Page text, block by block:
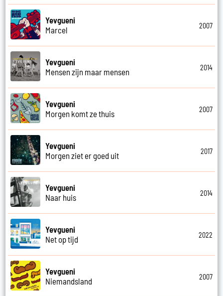
Yevgueni
Marcel
2007
Yevgueni
Mensen zijn maar mensen
2014
Yevgueni
Morgen komt ze thuis
2007
Yevgueni
Morgen ziet er goed uit
2017
Yevgueni
Naar huis
2014
Yevgueni
Net op tijd
2022
Yevgueni
Niemandsland
2007